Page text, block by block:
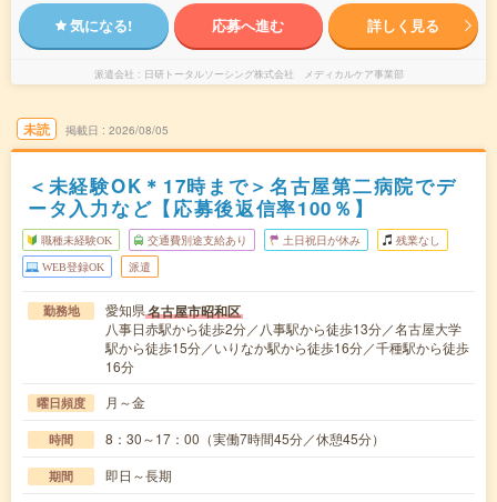
気になる! 応募へ進む 詳しく見る
派遣会社 日研トータルソーシング株式会社 メディカルケア事業部
未読 掲載日 2026/08/05
＜未経験OK＊17時まで＞名古屋第二病院でデ
ータ入力など【応募後返信率100％】
職種未経験OK 交通費別途支給あり 土日祝日が休み 残業なし
WEB登録OK 派遣
勤務地 愛知県名古屋市昭和区
八事日赤駅から徒歩2分／八事駅から徒歩13分／名古屋大学
駅から徒歩15分／いりなか駅から徒歩16分／千種駅から徒歩
16分
曜日頻度 月～金
時間 8：30～17：00（実働7時間45分／休憩45分）
期間 即日～長期